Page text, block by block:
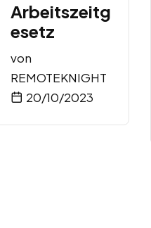
Arbeitszeitg
esetz
von
REMOTEKNIGHT
20/10/2023